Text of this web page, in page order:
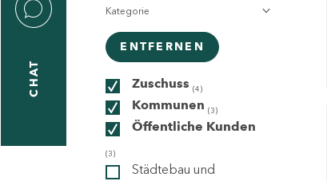
CHAT
Kategorie
ENTFERNEN
Zuschuss (4)
Kommunen (3)
Öffentliche Kunden
(3)
Städtebau und